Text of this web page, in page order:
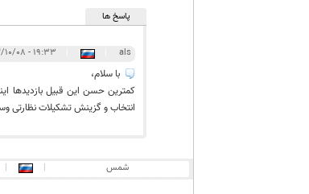
پاسخ ها
als ۱۹:۳۳ - ۱۳۹۲/۱۰/۰۸
با سلام،
کمترین حسن این قبیل بازدیدها
انتخاب و گزینش تشکیلات نظارتی
شمس |
|